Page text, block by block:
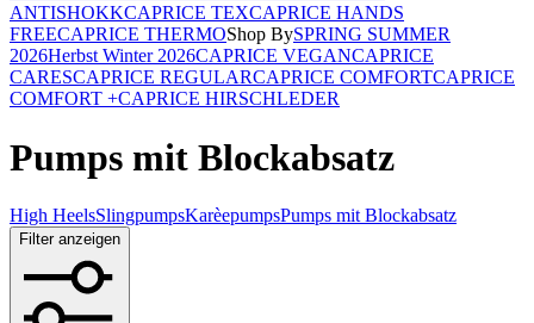
ANTISHOKKCAPRICE TEXCAPRICE HANDS
FREECAPRICE THERMOShop BySPRING SUMMER
2026Herbst Winter 2026CAPRICE VEGANCAPRICE
CARESCAPRICE REGULARCAPRICE COMFORTCAPRICE
COMFORT +CAPRICE HIRSCHLEDER
Pumps mit Blockabsatz
High HeelsSlingpumpsKarèepumpsPumps mit Blockabsatz
Filter anzeigen